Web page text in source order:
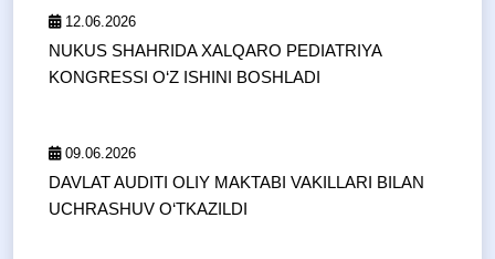
12.06.2026
NUKUS SHAHRIDA XALQARO PEDIATRIYA
KONGRESSI O‘Z ISHINI BOSHLADI
09.06.2026
DAVLAT AUDITI OLIY MAKTABI VAKILLARI BILAN
UCHRASHUV O‘TKAZILDI